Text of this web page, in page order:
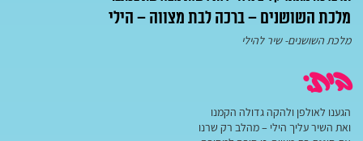
מלכת השושנים – ברכה לבת מצווה – הילי
מלכת השושנים- שיר להילי
בית:
הגענו לאולפן ולהקה גדולה הקמנו
ואת השיר עליך הילי – מהלב רק שרנו